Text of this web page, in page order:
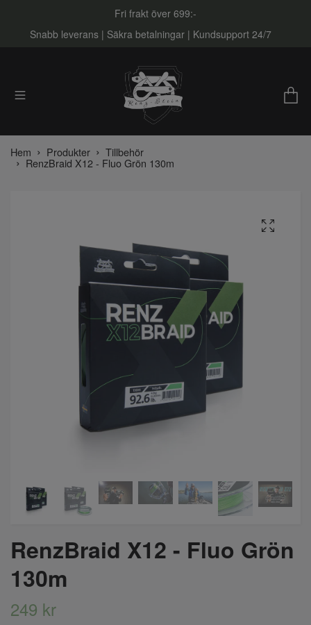
Fri frakt över 699:-
Snabb leverans | Säkra betalningar | Kundsupport 24/7
Hem Produkter Tillbehör
RenzBraid X12 - Fluo Grön 130m
RenzBraid X12 - Fluo Grön
130m
249 kr